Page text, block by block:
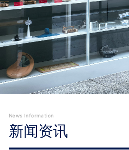
News Information
新闻资讯